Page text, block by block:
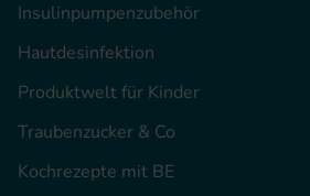
Insulinpumpenzubehör
Hautdesinfektion
Produktwelt für Kinder
Traubenzucker & Co
Kochrezepte mit BE